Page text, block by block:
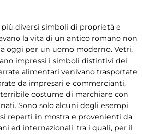
diversi simboli di proprietà e
la vita di un antico romano non
oggi per un uomo moderno. Vetri,
impressi i simboli distintivi dei
alimentari venivano trasportate
da impresari e commercianti,
costume di marchiare con
Sono solo alcuni degli esempi
reperti in mostra e provenienti da
ed internazionali, tra i quali, per il